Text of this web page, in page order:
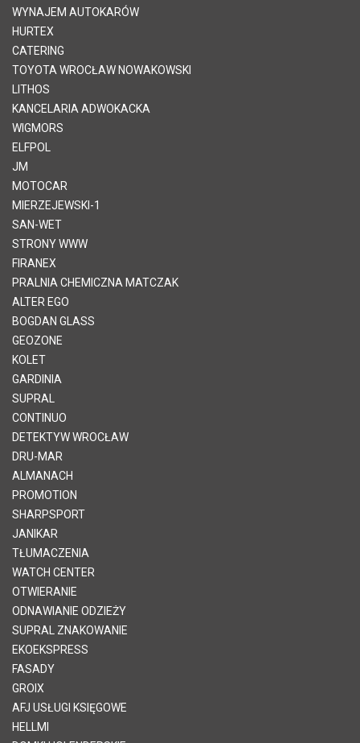
WYNAJEM AUTOKARÓW
HURTEX
CATERING
TOYOTA WROCŁAW NOWAKOWSKI
LITHOS
KANCELARIA ADWOKACKA
WIGMORS
ELFPOL
JM
MOTOCAR
MIERZEJEWSKI-1
SAN-WET
STRONY WWW
FIRANEX
PRALNIA CHEMICZNA MATCZAK
ALTER EGO
BOGDAN GLASS
GEOZONE
KOLET
GARDINIA
SUPRAL
CONTINUO
DETEKTYW WROCŁAW
DRU-MAR
ALMANACH
PROMOTION
SHARPSPORT
JANIKAR
TŁUMACZENIA
WATCH CENTER
OTWIERANIE
ODNAWIANIE ODZIEŻY
SUPRAL ZNAKOWANIE
EKOEKSPRESS
FASADY
GROIX
AFJ USŁUGI KSIĘGOWE
HELLMI